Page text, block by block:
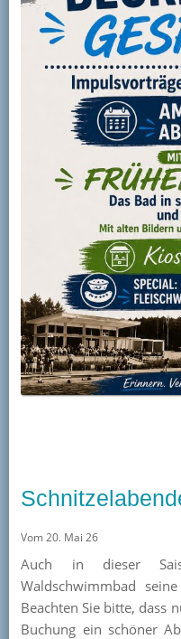
Vom 20. Mai 26
Auch in dieser
Waldschwimmbad
Beachten Sie bitte, dass
Buchung ein schöner